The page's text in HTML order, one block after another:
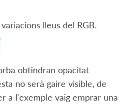
lleus del RGB.
obtindran opacitat
no serà gaire visible, de
a l'exemple vaig emprar una